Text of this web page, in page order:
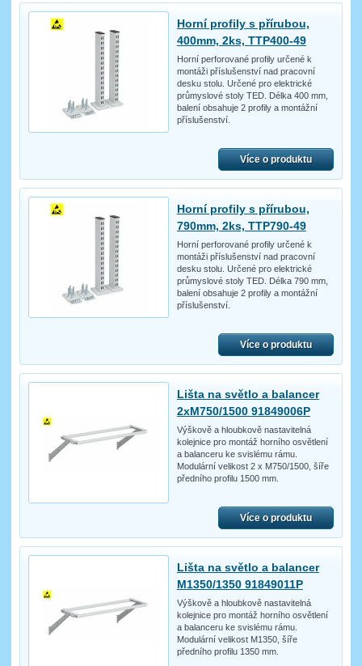
Horní profily s přírubou,
400mm, 2ks, TTP400-49
Horní perforované profily určené k
montáži příslušenství nad pracovní
desku stolu. Určené pro elektrické
průmyslové stoly TED. Délka 400 mm,
balení obsahuje 2 profily a montážní
příslušenství.
Více o produktu
Horní profily s přírubou,
790mm, 2ks, TTP790-49
Horní perforované profily určené k
montáži příslušenství nad pracovní
desku stolu. Určené pro elektrické
průmyslové stoly TED. Délka 790 mm,
balení obsahuje 2 profily a montážní
příslušenství.
Více o produktu
Lišta na světlo a balancer
2xM750/1500 91849006P
Výškově a hloubkově nastavitelná
kolejnice pro montáž horního osvětlení
a balanceru ke svislému rámu.
Modulární velikost 2 x M750/1500, šíře
předního profilu 1500 mm.
Více o produktu
Lišta na světlo a balancer
M1350/1350 91849011P
Výškově a hloubkově nastavitelná
kolejnice pro montáž horního osvětlení
a balanceru ke svislému rámu.
Modulární velikost M1350, šíře
předního profilu 1350 mm.